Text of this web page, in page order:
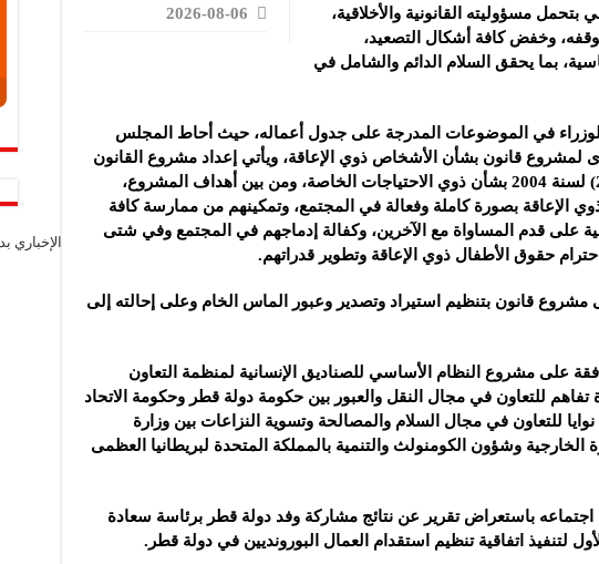
2026-08-06
بتحمل مسؤوليته القانونية والأخلاقية،
وخفض كافة أشكال التصعيد،
بما يحقق السلام الدائم والشامل في
في الموضوعات المدرجة على جدول أعماله، حيث أحاط المجلس
لمشروع قانون بشأن الأشخاص ذوي الإعاقة، ويأتي إعداد مشروع القانون
ليحل محل القانون رقم (2) لسنة 2004 بشأن ذوي الاحتياجات الخاصة، ومن بين أهداف المشروع،
الإعاقة بصورة كاملة وفعالة في المجتمع، وتمكينهم من ممارسة كافة
على قدم المساواة مع الآخرين، وكفالة إدماجهم في المجتمع وفي شتى
حقوق الأطفال ذوي الإعاقة وتطوير قدراتهم.
قانون بتنظيم استيراد وتصدير وعبور الماس الخام وعلى إحالته إلى
على مشروع النظام الأساسي للصناديق الإنسانية لمنظمة التعاون
للتعاون في مجال النقل والعبور بين حكومة دولة قطر وحكومة الاتحاد
للتعاون في مجال السلام والمصالحة وتسوية النزاعات بين وزارة
الخارجية وشؤون الكومنولث والتنمية بالمملكة المتحدة لبريطانيا العظمى
اجتماعه باستعراض تقرير عن نتائج مشاركة وفد دولة قطر برئاسة سعادة
لتنفيذ اتفاقية تنظيم استقدام العمال البورونديين في دولة قطر.
الإخباري